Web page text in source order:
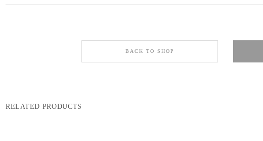
BACK TO SHOP
RELATED PRODUCTS